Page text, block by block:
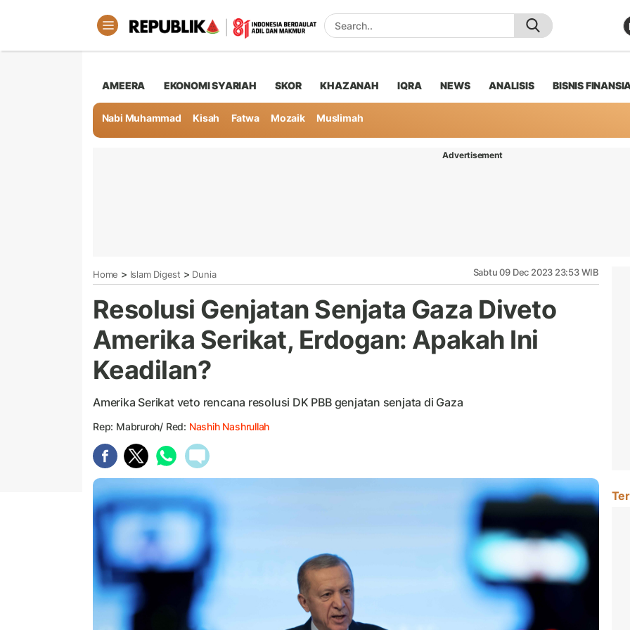
AMEERA EKONOMI SYARIAH SKOR KHAZANAH IQRA NEWS ANALISIS BISNIS
Nabi Muhammad Kisah Fatwa Mozaik Muslimah
Advertisement
Home > Islam Digest > Dunia Sabtu 09 Dec 2023 23:53 WIB
Resolusi Genjatan Senjata Gaza Diveto
Amerika Serikat, Erdogan: Apakah Ini
Keadilan?
Amerika Serikat veto rencana resolusi DK PBB genjatan senjata di Gaza
Rep: Mabruroh/ Red: Nashih Nashrullah